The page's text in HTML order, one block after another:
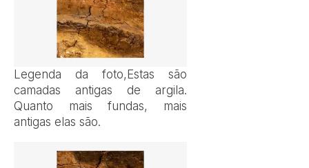
Legenda da foto, Estas são
camadas antigas de argila.
Quanto mais fundas, mais
antigas elas são.